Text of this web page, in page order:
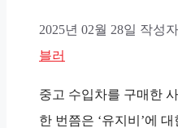
2025년 02월 28일 작성
블러
중고 수입차를 구매한
한 번쯤은 ‘유지비’에